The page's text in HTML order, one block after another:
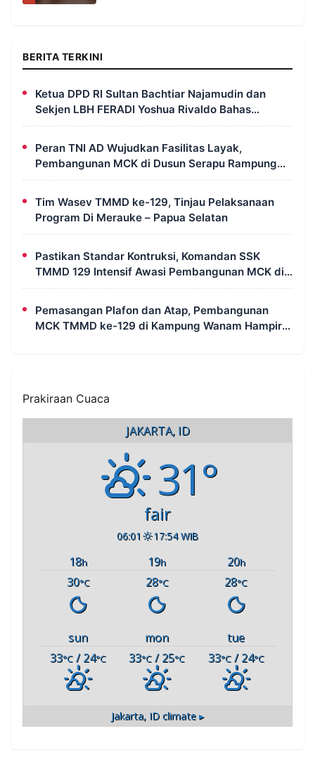
BERITA TERKINI
Ketua DPD RI Sultan Bachtiar Najamudin dan
Sekjen LBH FERADI Yoshua Rivaldo Bahas
Geopolitik dan Supremasi Hukum
Peran TNI AD Wujudkan Fasilitas Layak,
Pembangunan MCK di Dusun Serapu Rampung
Dikerjakan
Tim Wasev TMMD ke-129, Tinjau Pelaksanaan
Program Di Merauke – Papua Selatan
Pastikan Standar Kontruksi, Komandan SSK
TMMD 129 Intensif Awasi Pembangunan MCK di
Wanam
Pemasangan Plafon dan Atap, Pembangunan
MCK TMMD ke-129 di Kampung Wanam Hampir
Prakiraan Cuaca
JAKARTA, ID
31°
fair
06:01 17:54 WIB
18h 19h 20h
30°C 28°C 28°C
sun mon
tue
33°C / 24°C 33°C / 25°C 33°C/ 24°C
Jakarta, ID climate ▸